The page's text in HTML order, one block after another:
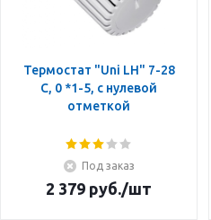
Термостат "Uni LH" 7-28
C, 0 *1-5, с нулевой
отметкой
Под заказ
2 379 руб./шт